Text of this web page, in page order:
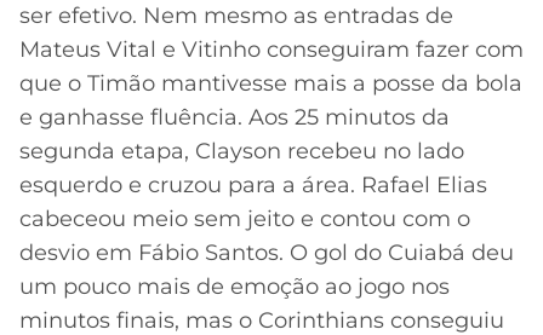
ser efetivo. Nem mesmo as entradas de
Mateus Vital e Vitinho conseguiram fazer com
que o Timão mantivesse mais a posse da bola
e ganhasse fluência. Aos 25 minutos da
segunda etapa, Clayson recebeu no lado
esquerdo e cruzou para a área. Rafael Elias
cabeceou meio sem jeito e contou com o
desvio em Fábio Santos. O gol do Cuiabá deu
um pouco mais de emoção ao jogo nos
minutos finais, mas o Corinthians conseguiu